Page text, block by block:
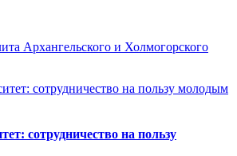
Архангельского и Холмогорского
сотрудничество на пользу